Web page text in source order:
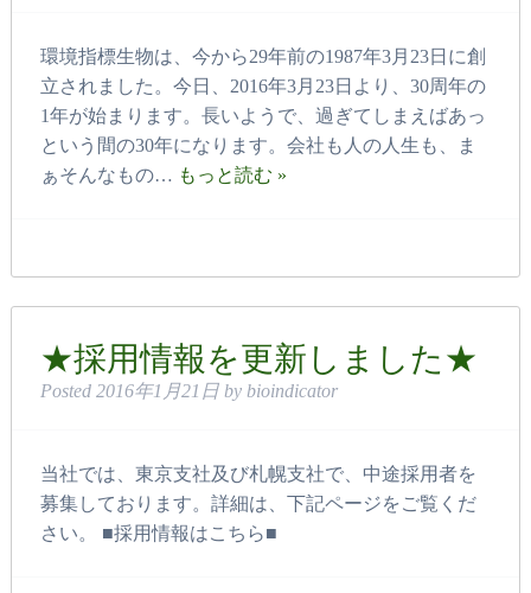
環境指標生物は、今から29年前の1987年3月23日に創
立されました。今日、2016年3月23日より、30周年の
1年が始まります。長いようで、過ぎてしまえばあっ
という間の30年になります。会社も人の人生も、ま
ぁそんなもの… もっと読む »
★採用情報を更新しました★
Posted 2016年1月21日 by bioindicator
当社では、東京支社及び札幌支社で、中途採用者を
募集しております。詳細は、下記ページをご覧くだ
さい。 ■採用情報はこちら■